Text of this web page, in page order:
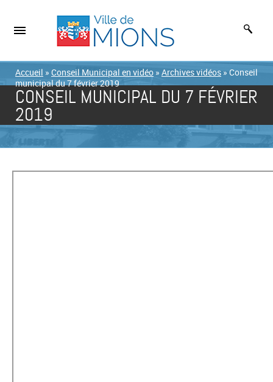
Accueil » Conseil Municipal en vidéo » Archives vidéos » Conseil
municipal du 7 février 2019
CONSEIL MUNICIPAL DU 7 FÉVRIER
2019